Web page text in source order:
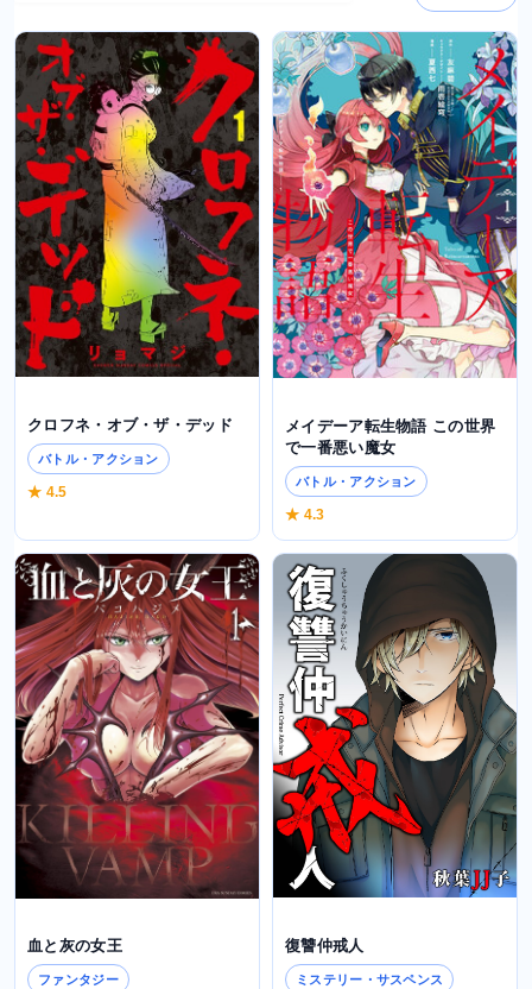
クロフネ・オブ・ザ・デッド
バトル・アクション
★ 4.5
メイデーア転生物語 この世界
で一番悪い魔女
バトル・アクション
★ 4.3
血と灰の女王
ファンタジー
復讐仲戒人
ミステリー・サスペンス